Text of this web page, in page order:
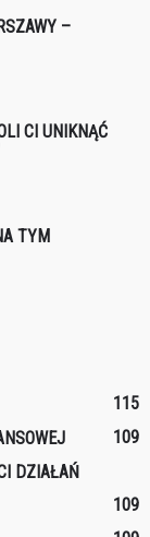
–
CI UNIKNĄĆ
TYM
115
109
DZIAŁAŃ
109